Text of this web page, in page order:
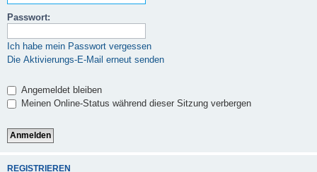
Passwort:
Ich habe mein Passwort vergessen
Die Aktivierungs-E-Mail erneut senden
Angemeldet bleiben
Meinen Online-Status während dieser Sitzung verbergen
REGISTRIEREN